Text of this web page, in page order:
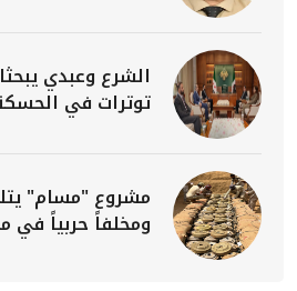
الشرع وعبدي
توترات في
ومخلفاً حربياً في